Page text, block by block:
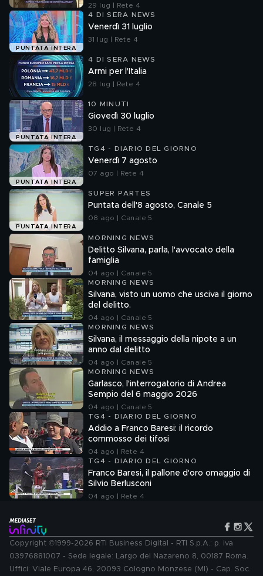
29 lug | Rete 4
PUNTATA INTERA
4 DI SERA NEWS
Venerdì 31 luglio
31 lug | Rete 4
4 DI SERA NEWS
Armi per l'Italia
28 lug | Rete 4
PUNTATA INTERA
10 MINUTI
Giovedì 30 luglio
30 lug | Rete 4
PUNTATA INTERA
TG4 - DIARIO DEL GIORNO
Venerdì 7 agosto
07 ago | Rete 4
PUNTATA INTERA
SUPER PARTES
Puntata dell'8 agosto, Canale 5
08 ago | Canale 5
MORNING NEWS
Delitto Silvana, parla, l'avvocato della
famiglia
04 ago | Canale 5
MORNING NEWS
Silvana, visto un uomo che usciva il giorno
del delitto.
04 ago | Canale 5
MORNING NEWS
Silvana, il messaggio della nipote a un
anno dal delitto
04 ago | Canale 5
MORNING NEWS
Garlasco, l'interrogatorio di Andrea
Sempio del 6 maggio 2026
04 ago | Canale 5
TG4 - DIARIO DEL GIORNO
Addio a Franco Baresi: il ricordo
commosso dei tifosi
04 ago | Rete 4
TG4 - DIARIO DEL GIORNO
Franco Baresi, il pallone d'oro omaggio di
Silvio Berlusconi
04 ago | Rete 4
Copyright ©1999-2026 RTI Business Digital - RTI S.p.A.: p. iva
03976881007 - Sede legale: Largo del Nazareno 8, 00187 Roma.
Uffici: Viale Europa 46, 20093 Cologno Monzese (MI) - Cap. Soc.